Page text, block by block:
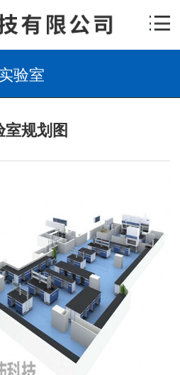
验室
室规划图